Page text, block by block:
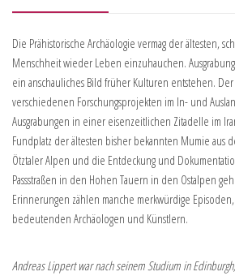
Die Prähistorische Archäologie vermag der ältesten,
Menschheit wieder Leben einzuhauchen.
ein anschauliches Bild früher Kulturen entstehen.
verschiedenen Forschungsprojekten im In- und
Ausgrabungen in einer eisenzeitlichen Zitadelle im
Fundplatz der ältesten bisher bekannten Mumie aus
Ötztaler Alpen und die Entdeckung und
Passstraßen in den Hohen Tauern in den Ostalpen
Erinnerungen zählen manche merkwürdige
bedeutenden Archäologen und Künstlern.
Andreas Lippert war nach seinem Studium in